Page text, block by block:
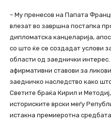
– Му пренесов на Папата
влезат во завршна постапка
дипломатска канцеларија,
со што ќе се создадат услови
области од заеднички
афирмативни ставови за
заедничко наследство како
Светите браќа Кирил и
историските врски меѓу
истакна премиеротна